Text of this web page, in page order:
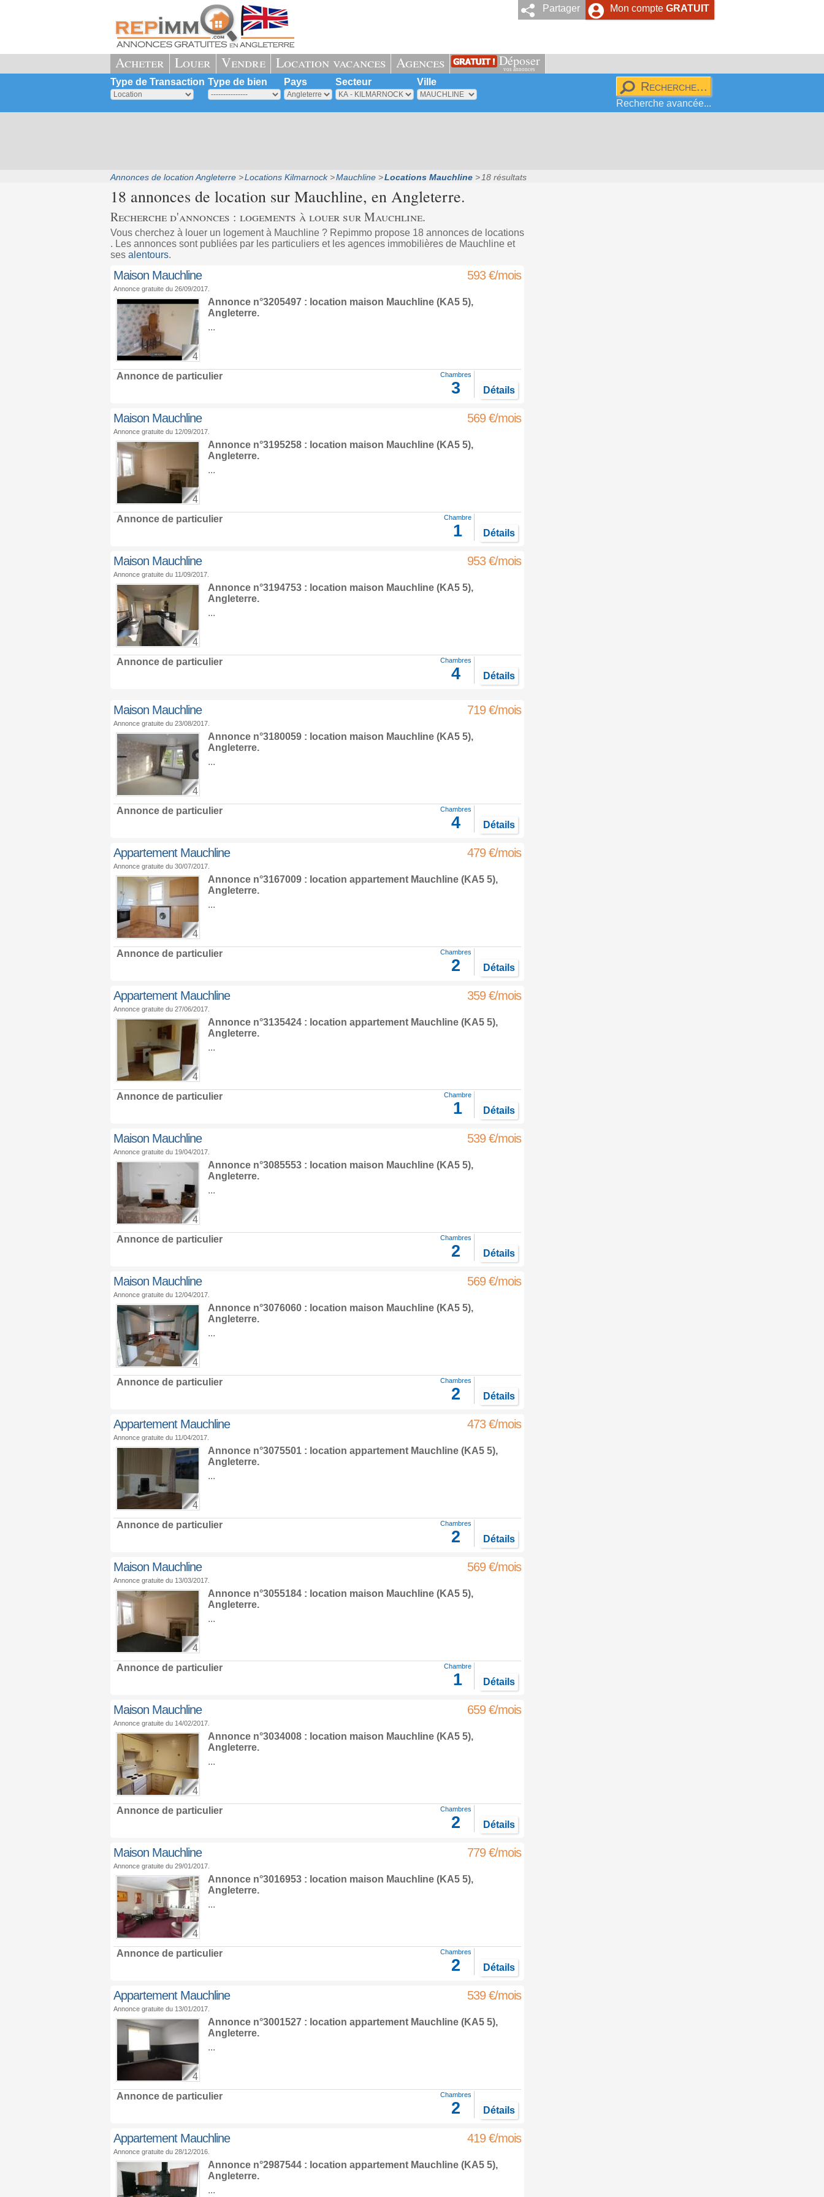
Mon compte GRATUIT
Partager
Acheter Louer Vendre Location vacances Agences Déposer
vos annonces
Type de Transaction Type de bien Pays Secteur Ville
Recherche avancée...
Annonces de location Angleterre Locations Kilmarnock Mauchline Locations Mauchline 18 résultats
18 annonces de location sur Mauchline, en Angleterre.
Recherche d'annonces : logements à louer sur Mauchline.
Vous cherchez à louer un logement à Mauchline ? Repimmo propose 18 annonces de locations
. Les annonces sont publiées par les particuliers et les agences immobilières de Mauchline et
ses alentours.
Maison Mauchline 593 €/mois
Annonce gratuite du 26/09/2017.
4
Annonce n°3205497 : location maison Mauchline(KA5 5),
Angleterre.
...
Annonce de particulier Chambres
3 Détails
Maison Mauchline 569 €/mois
Annonce gratuite du 12/09/2017.
4
Annonce n°3195258 : location maison Mauchline(KA5 5),
Angleterre.
...
Annonce de particulier Chambre
1 Détails
Maison Mauchline 953 €/mois
Annonce gratuite du 11/09/2017.
4
Annonce n°3194753 : location maison Mauchline(KA5 5),
Angleterre.
...
Annonce de particulier Chambres
4 Détails
Maison Mauchline 719 €/mois
Annonce gratuite du 23/08/2017.
4
Annonce n°3180059 : location maison Mauchline(KA5 5),
Angleterre.
...
Annonce de particulier Chambres
4 Détails
Appartement Mauchline 479 €/mois
Annonce gratuite du 30/07/2017.
4
Annonce n°3167009 : location appartement Mauchline(KA5 5),
Angleterre.
...
Annonce de particulier Chambres
2 Détails
Appartement Mauchline 359 €/mois
Annonce gratuite du 27/06/2017.
4
Annonce n°3135424 : location appartement Mauchline(KA5 5),
Angleterre.
...
Annonce de particulier Chambre
1 Détails
Maison Mauchline 539 €/mois
Annonce gratuite du 19/04/2017.
4
Annonce n°3085553 : location maison Mauchline(KA5 5),
Angleterre.
...
Annonce de particulier Chambres
2 Détails
Maison Mauchline 569 €/mois
Annonce gratuite du 12/04/2017.
4
Annonce n°3076060 : location maison Mauchline(KA5 5),
Angleterre.
...
Annonce de particulier Chambres
2 Détails
Appartement Mauchline 473 €/mois
Annonce gratuite du 11/04/2017.
4
Annonce n°3075501 : location appartement Mauchline(KA5 5),
Angleterre.
...
Annonce de particulier Chambres
2 Détails
Maison Mauchline 569 €/mois
Annonce gratuite du 13/03/2017.
4
Annonce n°3055184 : location maison Mauchline(KA5 5),
Angleterre.
...
Annonce de particulier Chambre
1 Détails
Maison Mauchline 659 €/mois
Annonce gratuite du 14/02/2017.
4
Annonce n°3034008 : location maison Mauchline(KA5 5),
Angleterre.
...
Annonce de particulier Chambres
2 Détails
Maison Mauchline 779 €/mois
Annonce gratuite du 29/01/2017.
4
Annonce n°3016953 : location maison Mauchline(KA5 5),
Angleterre.
...
Annonce de particulier Chambres
2 Détails
Appartement Mauchline 539 €/mois
Annonce gratuite du 13/01/2017.
4
Annonce n°3001527 : location appartement Mauchline(KA5 5),
Angleterre.
...
Annonce de particulier Chambres
2 Détails
Appartement Mauchline 419 €/mois
Annonce gratuite du 28/12/2016.
Annonce n°2987544 : location appartement Mauchline(KA5 5),
Angleterre.
...